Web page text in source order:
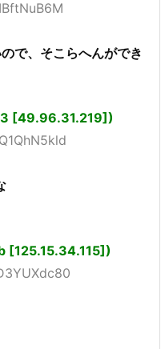
で、そこらへんができ
[49.96.31.219])
[125.15.34.115])